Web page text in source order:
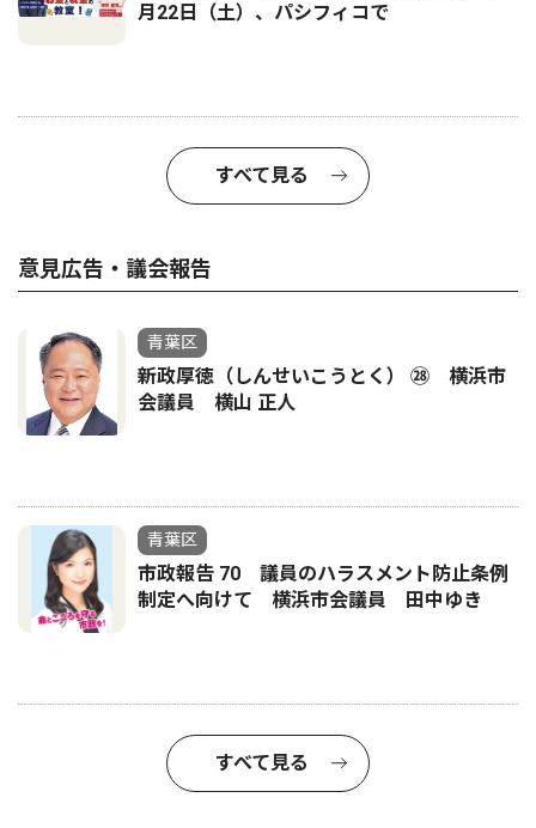
月22日（土）、パシフィコで
すべて見る
意見広告・議会報告
青葉区
新政厚徳（しんせいこうとく） ㉘ 横浜市
会議員 横山 正人
青葉区
市政報告 70 議員のハラスメント防止条例
制定へ向けて 横浜市会議員 田中ゆき
すべて見る